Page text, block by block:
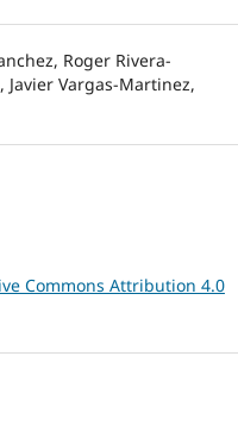
Roger Rivera-
Javier Vargas-Martinez,
Commons Attribution 4.0